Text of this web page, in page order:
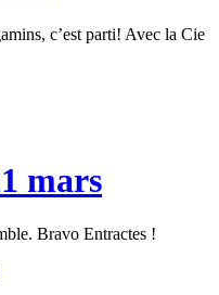
c’est parti! Avec la Cie
mars
Bravo Entractes !